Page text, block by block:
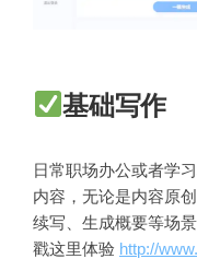
基础写作
日常职场办公或者学
内容，无论是内容原
续写、生成概要等场
戳这里体验 http://